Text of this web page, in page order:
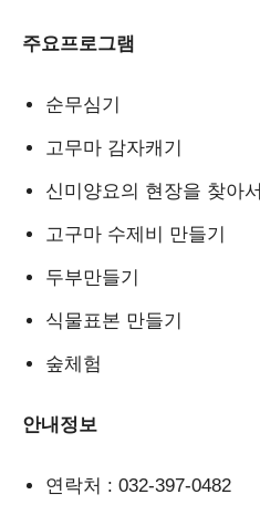
주요프로그램
순무심기
고무마 감자캐기
신미양요의 현장을 찾아서
고구마 수제비 만들기
두부만들기
식물표본 만들기
숲체험
안내정보
연락처 : 032-397-0482